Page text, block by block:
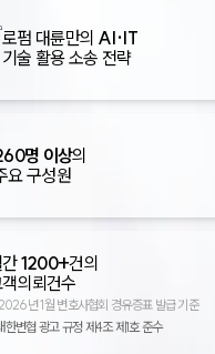
로펌 대륜만의 AI·IT
기술 활용 소송 전략
명 이상의
요 구성원
1200+건의
의뢰건수
2026년 1월 변호사협회 경유증표 발급 기준
한변협 광고 규정 제4조 제1호 준수